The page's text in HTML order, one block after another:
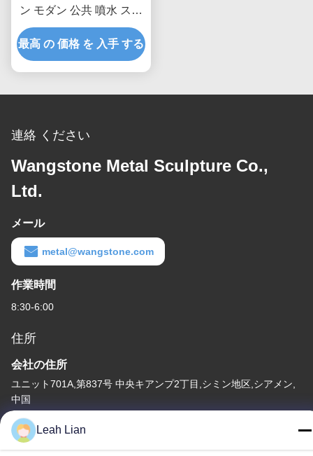
ン モダン 公共 噴水 ステ
ンレス スチール 屋外 水
機能
最高 の 価格 を 入手 する
連絡 ください
Wangstone Metal Sculpture Co.,
Ltd.
メール
metal@wangstone.com
作業時間
8:30-6:00
住所
会社の住所
ユニット701A,第837号 中央キアンプ2丁目,シミン地区,シアメン,
中国
工場住所
第72号 ユンジュン道路 武峰村 崇武町 泉州市 福建市
Leah Lian